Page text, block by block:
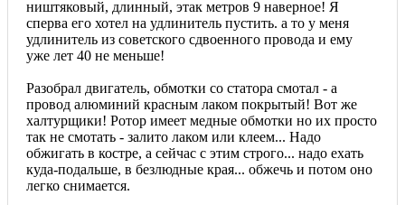
ништяковый, длинный, этак метров 9 наверное! Я
сперва его хотел на удлинитель пустить. а то у меня
удлинитель из советского сдвоенного провода и ему
уже лет 40 не меньше!
Разобрал двигатель, обмотки со статора смотал - а
провод алюминий красным лаком покрытый! Вот же
халтурщики! Ротор имеет медные обмотки но их просто
так не смотать - залито лаком или клеем... Надо
обжигать в костре, а сейчас с этим строго... надо ехать
куда-подальше, в безлюдные края... обжечь и потом оно
легко снимается.